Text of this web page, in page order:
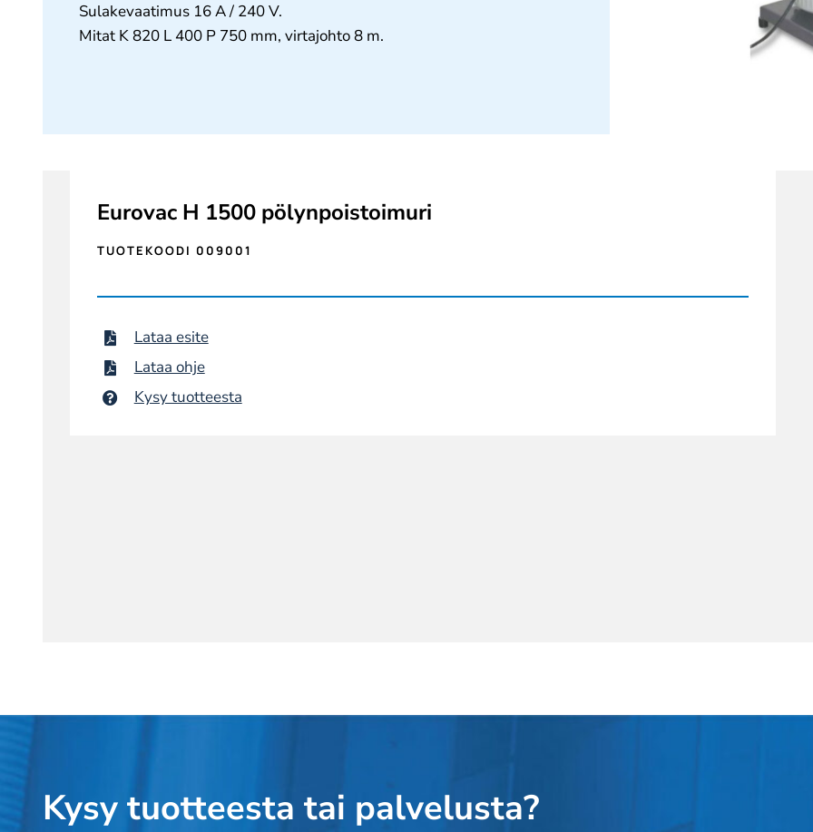
Sulakevaatimus 16 A / 240 V.
Mitat K 820 L 400 P 750 mm, virtajohto 8 m.
Eurovac H 1500 pölynpoistoimuri
TUOTEKOODI 009001
Lataa esite
Lataa ohje
Kysy tuotteesta
Kysy tuotteesta tai palvelusta?